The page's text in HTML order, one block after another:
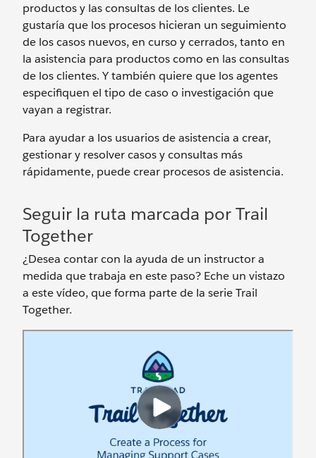
productos y las consultas de los clientes. Le
gustaría que los procesos hicieran un seguimiento
de los casos nuevos, en curso y cerrados, tanto en
la asistencia para productos como en las consultas
de los clientes. Y también quiere que los agentes
especifiquen el tipo de caso o investigación que
vayan a registrar.
Para ayudar a los usuarios de asistencia a crear,
gestionar y resolver casos y consultas más
rápidamente, puede crear procesos de asistencia.
Seguir la ruta marcada por Trail
Together
¿Desea contar con la ayuda de un instructor a
medida que trabaja en este paso? Eche un vistazo
a este vídeo, que forma parte de la serie Trail
Together.